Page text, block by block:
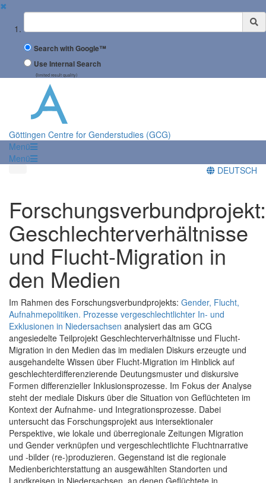
✖
Suchbegriff
Search with Google™
Use Internal Search
(limited result quality)
Göttingen Centre for Genderstudies (GCG)
Menü
Menü
DEUTSCH
Forschungsverbundprojekt:
Geschlechterverhältnisse
und Flucht-Migration in
den Medien
Im Rahmen des Forschungsverbundprojekts: Gender, Flucht,
Aufnahmepolitiken. Prozesse vergeschlechtlichter In- und
Exklusionen in Niedersachsen analysiert das am GCG
angesiedelte Teilprojekt Geschlechterverhältnisse und Flucht-
Migration in den Medien das im medialen Diskurs erzeugte und
ausgehandelte Wissen über Flucht-Migration im Hinblick auf
geschlechterdifferenzierende Deutungsmuster und diskursive
Formen differenzieller Inklusionsprozesse. Im Fokus der Analyse
steht der mediale Diskurs über die Situation von Geflüchteten im
Kontext der Aufnahme- und Integrationsprozesse. Dabei
untersucht das Forschungsprojekt aus intersektionaler
Perspektive, wie lokale und überregionale Zeitungen Migration
und Gender verknüpfen und vergeschlechtlichte Fluchtnarrative
und -bilder (re-)produzieren. Gegenstand ist die regionale
Medienberichterstattung an ausgewählten Standorten und
Landkreisen in Niedersachsen, an denen Geflüchtete in